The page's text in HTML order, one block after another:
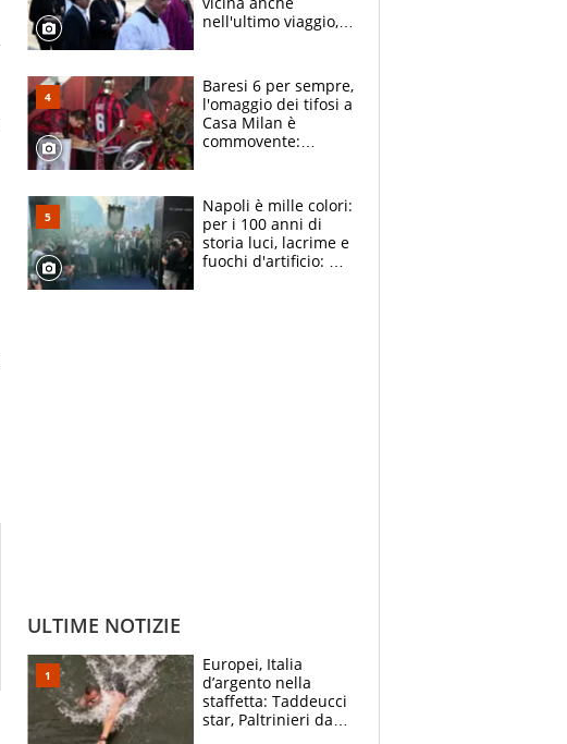
nell'ultimo viaggio,
circondati
dall'affetto dei tifosi
Baresi 6 per sempre,
l'omaggio dei tifosi a
Casa Milan è
commovente:
bigliettini
Napoli è mille colori:
per i 100 anni di
storia luci, lacrime e
fuochi d'artificio: De
ULTIME NOTIZIE
Europei, Italia
d’argento nella
staffetta: Taddeucci
star, Paltrinieri da